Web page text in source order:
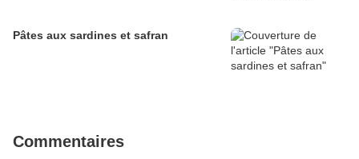
Pâtes aux sardines et safran
Commentaires